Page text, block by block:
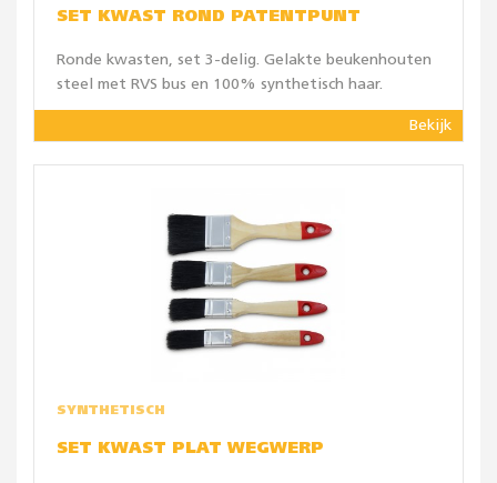
SET KWAST ROND PATENTPUNT
Ronde kwasten, set 3-delig. Gelakte beukenhouten
steel met RVS bus en 100% synthetisch haar.
Bekijk
SYNTHETISCH
SET KWAST PLAT WEGWERP